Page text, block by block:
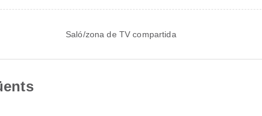
Saló/zona de TV compartida